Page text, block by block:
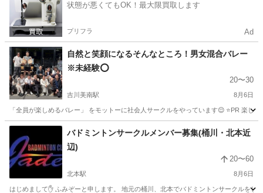
状態が悪くてもOK！最大限買取します
プリフラ Ad
自然と笑顔になるそんなところ！男女混合バレー
※未経験⭕️
20〜30
吉川美南駅 8月6日
「全員が楽しめるバレー」 をモットーに社会人サークルをやっています😌 ⭐️PR 楽
埼玉 吉川市 吉川美南駅 バレーボール バレー
バドミントンサークルメンバー募集(桶川・北本近
辺)
20〜60
北本駅 8月6日
はじめまして✋ ふみぞーと申します。 地元の桶川、北本でバドミントンサークルを